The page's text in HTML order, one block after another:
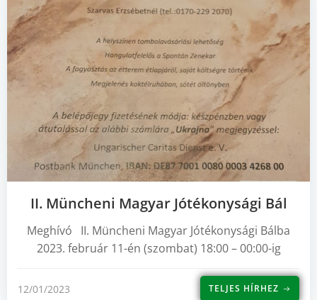
II. Müncheni Magyar Jótékonysági Bál
Meghívó II. Müncheni Magyar Jótékonysági Bálba
2023. február 11-én (szombat) 18:00 – 00:00-ig
12/01/2023 TELJES HÍRHEZ